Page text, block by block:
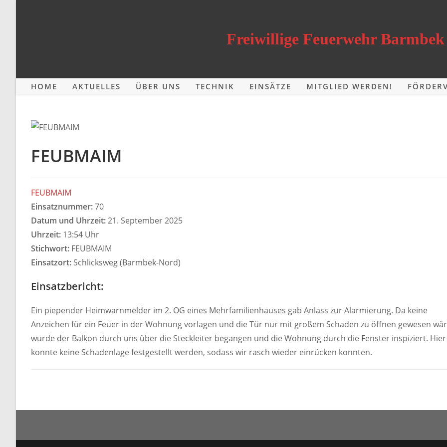
Freiwillige Feuerwehr Barmbek
HOME AKTUELLES ÜBER UNS TECHNIK EINSÄTZE MITGLIED WERDEN!
FEUBMAIM
FEUBMAIM
Einsatznummer:70
Datum und Uhrzeit:21. September 2025
Uhrzeit: 13:54 Uhr
Stichwort: FEUBMAIM
Einsatzort: Schlicksweg (Barmbek-Nord)
Einsatzbericht:
Ein piepender Heimwarnmelder im 2. OG eines Mehrfamilienhauses gab Anlass zur Alarmierung. Da keine
Anzeichen für ein Feuer in der Wohnung vorlagen und die Tür nur mit großem Schaden zu öffnen gewesen
wurde der Balkon durch uns über die Steckleiter begangen und die Wohnung durch die Fenster inspiziert. Hier
konnte keine Schadenlage festgestellt werden, sodass wir rasch wieder einrücken konnten.